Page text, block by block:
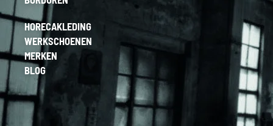
HORECAKLEDING
WERKSCHOENEN
MERKEN
BLOG